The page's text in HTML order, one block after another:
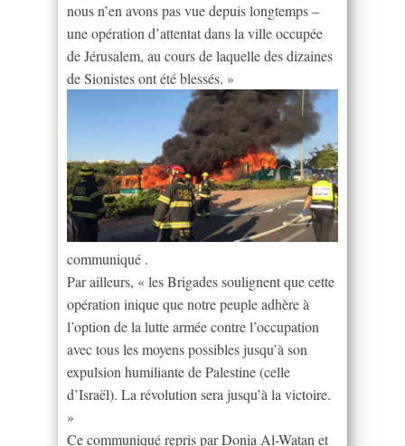
nous n’en avons pas vue depuis longtemps –
une opération d’attentat dans la ville occupée
de Jérusalem, au cours de laquelle des dizaines
de Sionistes ont été blessés. »
communiqué .
Par ailleurs, « les Brigades soulignent que cette
opération inique que notre peuple adhère à
l’option de la lutte armée contre l’occupation
avec tous les moyens possibles jusqu’à son
expulsion humiliante de Palestine (celle
d’Israël). La révolution sera jusqu’à la victoire.
»
Ce communiqué repris par Donia Al-Watan et